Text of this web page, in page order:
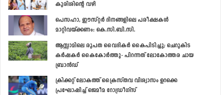
കുരിശിന്‍റെ വഴി
പെസഹാ, ഈസ്റ്റര്‍ ദിനങ്ങളിലെ പരീക്ഷകള്‍
മാറ്റിവയ്ക്കണം: കെ.സി.ബി.സി.
ആസ്സാമിലെ രൂപത വൈദികര്‍ കൈപിടിച്ചു; ചെറുകിട
കര്‍ഷകര്‍ കൈകോര്‍ത്തു- പിറന്നത് ലോകോത്തര ചായ
ബ്രാന്‍ഡ്
ക്രിക്കറ്റ് ലോകത്ത് ക്രൈസ്തവ വിശ്വാസം ഉറക്കെ
പ്രഘോഷിച്ച് ജെമീമ റോഡ്രീഗ്സ്